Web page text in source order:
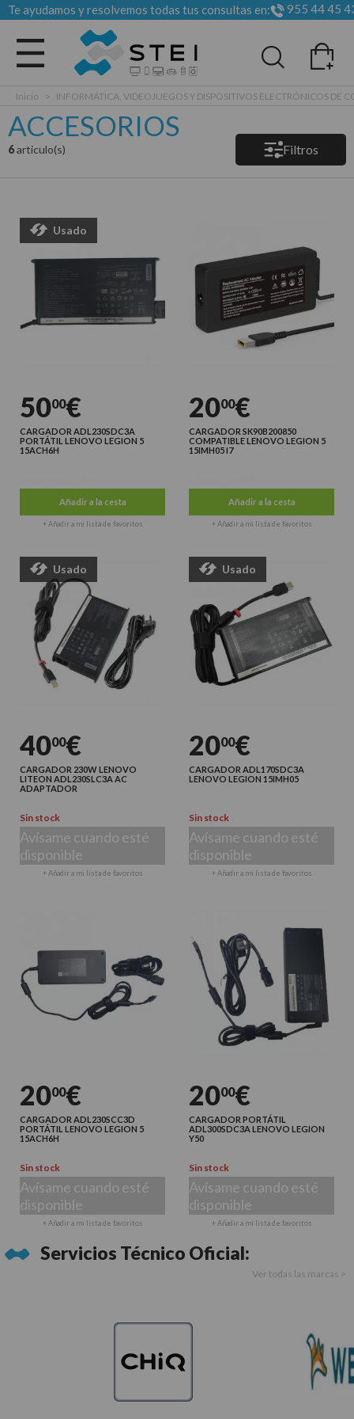
Te ayudamos y resolvemos todas tus consultas en: 955 44 45
Todas las categorias
Inicio > INFORMÁTICA, VIDEOJUEGOS Y DISPOSITIVOS ELECTRÓNICOS DE
ACCESORIOS
6articulo(s) Filtros
Usado
5000€
CARGADOR ADL230SDC3A
PORTÁTIL LENOVO LEGION 5
15ACH6H
Añadir a la cesta
+ Añadir a mi lista de favoritos
2000€
CARGADOR SK90B200850
COMPATIBLE LENOVO LEGION 5
15IMH05 I7
Añadir a la cesta
+ Añadir a mi lista de favoritos
Usado
4000€
CARGADOR 230W LENOVO
LITEON ADL230SLC3A AC
ADAPTADOR
Sin stock
Avísame cuando esté
disponible
+ Añadir a mi lista de favoritos
Usado
2000€
CARGADOR ADL170SDC3A
LENOVO LEGION 15IMH05
Sin stock
Avísame cuando esté
disponible
+ Añadir a mi lista de favoritos
2000€
CARGADOR ADL230SCC3D
PORTÁTIL LENOVO LEGION 5
15ACH6H
Sin stock
Avísame cuando esté
disponible
+ Añadir a mi lista de favoritos
2000€
CARGADOR PORTÁTIL
ADL300SDC3A LENOVO LEGION
Y50
Sin stock
Avísame cuando esté
disponible
+ Añadir a mi lista de favoritos
Servicios Técnico Oficial:
Ver todas las marcas >